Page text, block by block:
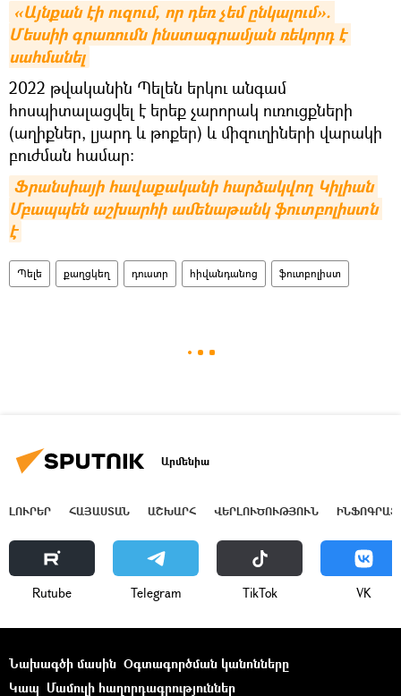
«Այնքան էի ուզում, որ դեռ չեմ ընկալում».
Մեսսիի գրառումն ինստագրամյան ռեկորդ է
սահմանել
2022 թվականին Պելեն երկու անգամ
հոսպիտալացվել է երեք չարորակ ուռուցքների
(աղիքներ, լյարդ և թոքեր) և միզուղիների վարակի
բուժման համար։
Ֆրանսիայի հավաքականի հարձակվող Կիլիան
Մբապպեն աշխարհի ամենաթանկ ֆուտբոլիստն
է
Պելե քաղցկեղ դուստր հիվանդանոց ֆուտբոլիստ
Արմենիա
ԼՈՒՐԵՐ ՀԱՅԱՍՏԱՆ ԱՇԽԱՐՀ ՎԵՐԼՈՒԾՈՒԹՅՈՒՆ
Rutube Telegram ТikТоk VK
Նախագծի մասին Օգտագործման կանոնները
Կապ Մամուլի հաղորդագրություններ